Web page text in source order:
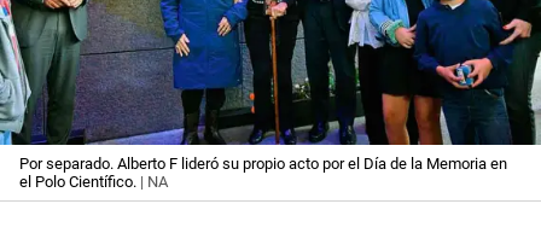
Por separado. Alberto F lideró su propio acto por el Día de la Memoria en
el Polo Científico. | NA